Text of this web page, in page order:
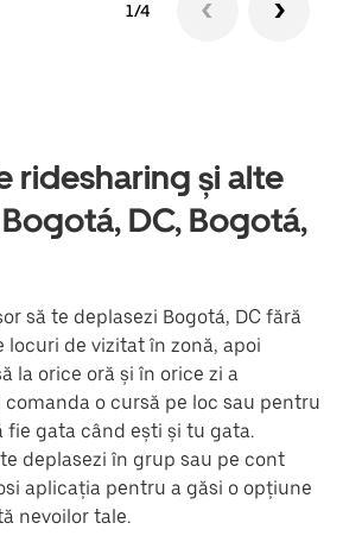
1/4
ridesharing și alte
DC, Bogotá,
să te deplasezi Bogotá, DC fără
locuri de vizitat în zonă, apoi
la orice oră și în orice zi a
o cursă pe loc sau pentru
fie gata când ești și tu gata.
deplasezi în grup sau pe cont
aplicația pentru a găsi o opțiune
nevoilor tale.